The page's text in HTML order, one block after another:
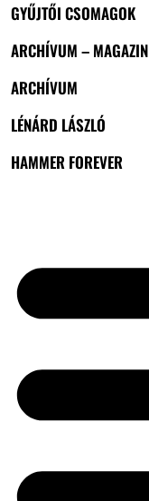
GYŰJTŐI CSOMAGOK
ARCHÍVUM – MAGAZIN
ARCHÍVUM
LÉNÁRD LÁSZLÓ
HAMMER FOREVER